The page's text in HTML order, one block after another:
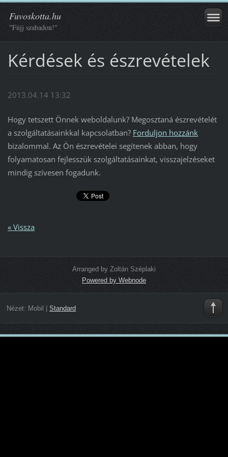
Fuvoskotta.hu
"Fújj szabadon!"
Kérdések és észrevételek
2013.04.14 13:32
Hogy tetszett Önnek weboldalunk? Megosztaná észrevételét
a szolgáltatásainkkal kapcsolatban? Forduljon hozzánk
bizalommal. Az Ön észrevételei segítenek abban, hogy
folyamatosan fejlesszük szolgáltatásainkat, visszajelzéseket
mindig szívesen fogadunk.
« Vissza
Arranged by Zoltán Széplaki
Powered by Webnode
Nézet: Mobil Standard